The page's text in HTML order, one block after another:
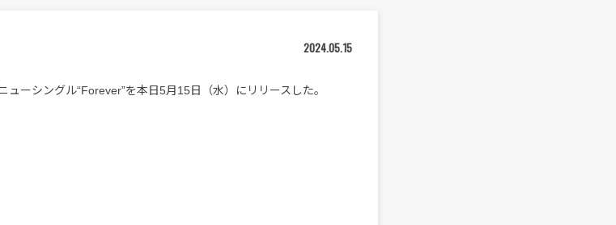
2024.05.15
ューシングル“Forever”を本日5月15日（水）にリリースした。